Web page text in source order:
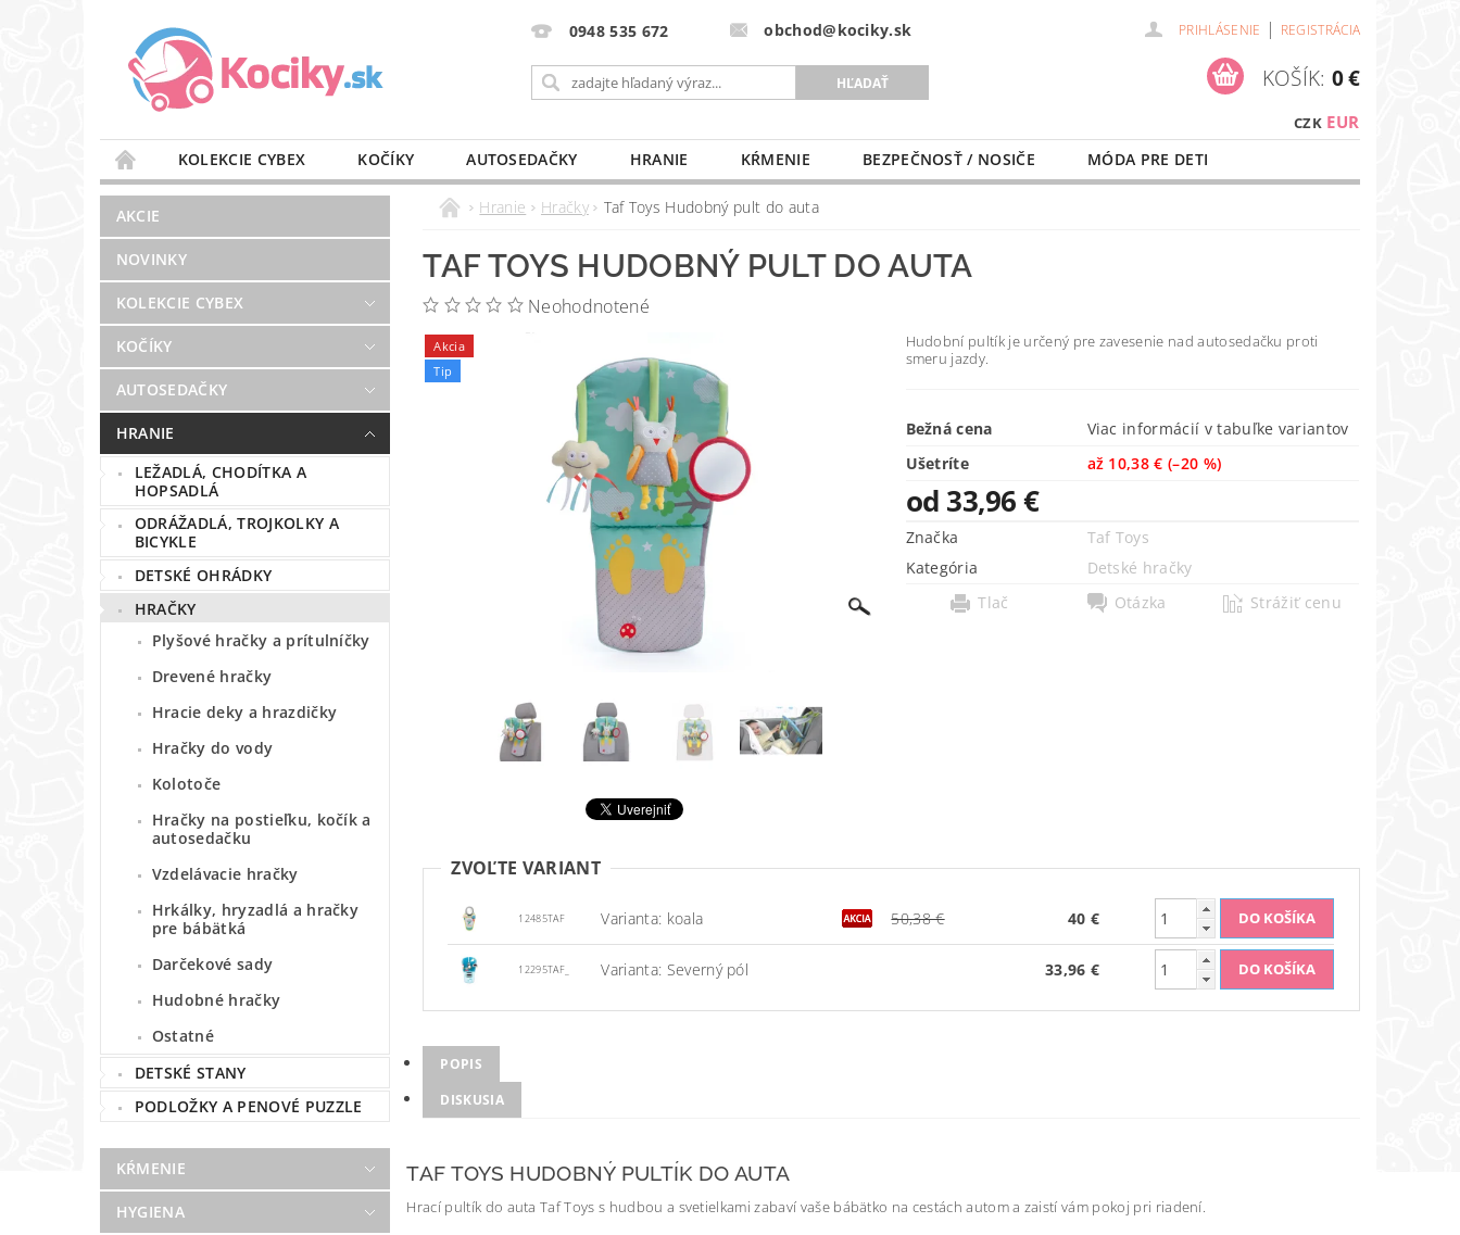
0948 535 672 obchod@kociky.sk PRIHLÁSENIE | REGISTRÁCIA
CZK EUR
KOŠÍK: 0 €
KOLEKCIE CYBEX KOČÍKY AUTOSEDAČKY HRANIE KŔMENIE BEZPEČNOSŤ / NOSIČE
MÓDA PRE DETI
STAROSTLIVOSŤ O VZDUCH
VÝBAVA DO PÔRODNICE MLIEKO A VÝŽIVA
BLOG
PREDAJŇA KONTAKT
AKCIE
NOVINKY
KOLEKCIE CYBEX
KOČÍKY
AUTOSEDAČKY
HRANIE
LEŽADLÁ, CHODÍTKA A
HOPSADLÁ
ODRÁŽADLÁ, TROJKOLKY A
BICYKLE
DETSKÉ OHRÁDKY
HRAČKY
Plyšové hračky a prítulníčky
Drevené hračky
Hracie deky a hrazdičky
Hračky do vody
Kolotoče
Hračky na postieľku, kočík a
autosedačku
Vzdelávacie hračky
Hrkálky, hryzadlá a hračky
pre bábätká
Darčekové sady
Hudobné hračky
Ostatné
DETSKÉ STANY
PODLOŽKY A PENOVÉ PUZZLE
KŔMENIE
HYGIENA
Hranie Hračky Taf Toys Hudobný pult do auta
TAF TOYS HUDOBNÝ PULT DO AUTA
Neohodnotené
Akcia
Tip
Hudobní pultík je určený pre zavesenie nad autosedačku proti
smeru jazdy.
Bežná cena
Viac informácií v tabuľke variantov
Ušetríte
až 10,38 €(–20 %)
od 33,96 €
Značka
Taf Toys
Kategória
Detské hračky
Tlač
Otázka Strážiť cenu
ZVOĽTE VARIANT
12485TAF Varianta: koala 50,38 € 40 €
12295TAF_ Varianta: Severný pól 33,96 €
POPIS
DISKUSIA
TAF TOYS HUDOBNÝ PULTÍK DO AUTA
Hrací pultík do auta Taf Toys s hudbou a svetielkami zabaví vaše bábätko na cestách autom a zaistí vám pokoj pri riadení.